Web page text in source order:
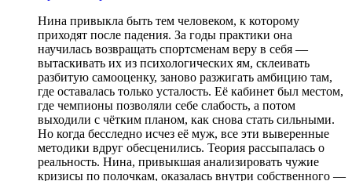
Нина привыкла быть тем человеком, к которому
приходят после падения. За годы практики она
научилась возвращать спортсменам веру в себя —
вытаскивать их из психологических ям, склеивать
разбитую самооценку, заново разжигать амбицию там,
где оставалась только усталость. Её кабинет был местом,
где чемпионы позволяли себе слабость, а потом
выходили с чётким планом, как снова стать сильными.
Но когда бесследно исчез её муж, все эти выверенные
методики вдруг обесценились. Теория рассыпалась о
реальность. Нина, привыкшая анализировать чужие
кризисы по полочкам, оказалась внутри собственного —